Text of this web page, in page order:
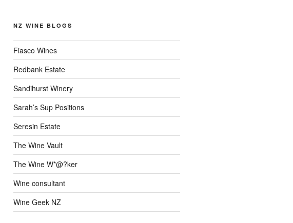
NZ WINE BLOGS
Fiasco Wines
Redbank Estate
Sandihurst Winery
Sarah’s Sup Positions
Seresin Estate
The Wine Vault
The Wine W*@?ker
Wine consultant
Wine Geek NZ